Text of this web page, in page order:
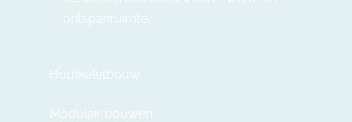
ontspanruimte.
Houtkeletbouw
Modulair bouwen